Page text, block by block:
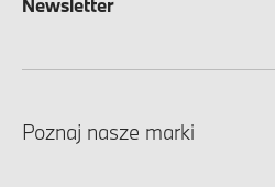
Poznaj nasze marki